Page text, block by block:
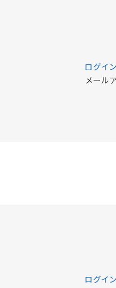
ログイン
メール
ログイン